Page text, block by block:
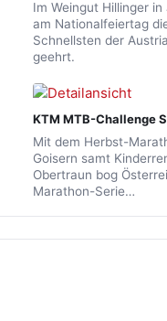
Im Weingut Hillinger in
am Nationalfeiertag
Schnellsten der
geehrt.
KTM MTB-Challenge
Mit dem Herbst-
Goisern samt
Obertraun bog
Marathon-Serie…